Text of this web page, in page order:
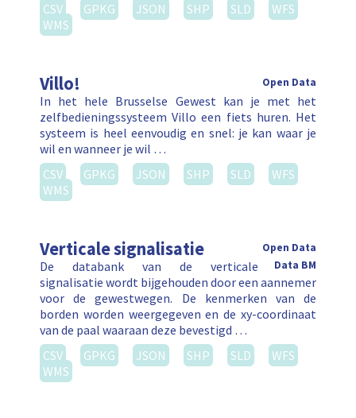
CSV
GPKG JSON SHP SLD
WFS
WMS
Villo! Open Data
In het hele Brusselse Gewest kan je met het
zelfbedieningssysteem Villo een fiets huren. Het
systeem is heel eenvoudig en snel: je kan waar je
wil en wanneer je wil …
CSV
GPKG JSON SHP SLD
WFS
WMS
Verticale signalisatie
Open Data
Data BM
De databank van de verticale
signalisatie wordt bijgehouden door een aannemer
voor de gewestwegen. De kenmerken van de
borden worden weergegeven en de xy-coordinaat
van de paal waaraan deze bevestigd …
CSV
GPKG JSON SHP SLD
WFS
WMS